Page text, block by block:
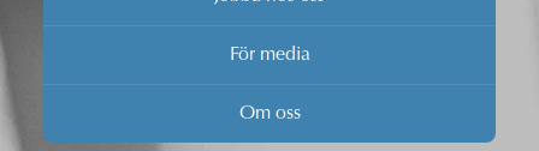
För media
Om oss